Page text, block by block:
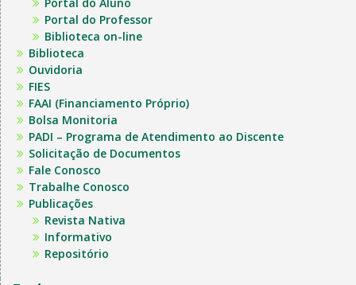
Portal do Professor
Biblioteca on-line
Biblioteca
Ouvidoria
FIES
FAAI (Financiamento Próprio)
Bolsa Monitoria
PADI – Programa de Atendimento ao Discente
Solicitação de Documentos
Fale Conosco
Trabalhe Conosco
Publicações
Revista Nativa
Informativo
Repositório